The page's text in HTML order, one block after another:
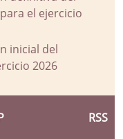
el ejercicio
inicial del
2026
RSS